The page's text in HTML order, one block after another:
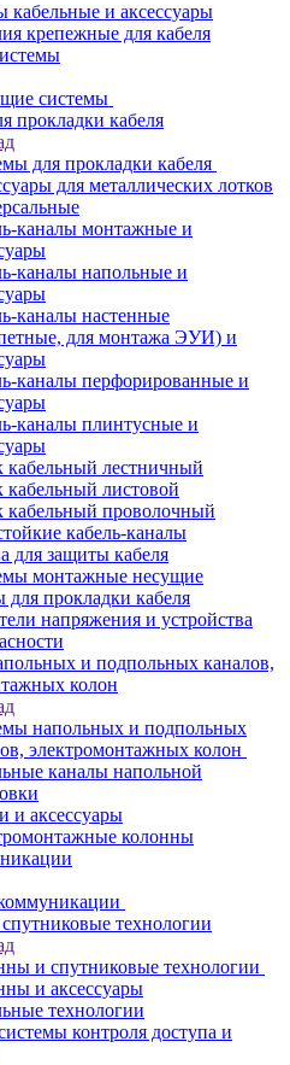
кабельные и аксессуары
крепежные для кабеля
системы
прокладки кабеля
для прокладки кабеля
для металлических лотков
каналы монтажные и
каналы напольные и
каналы настенные
для монтажа ЭУИ) и
каналы перфорированные и
каналы плинтусные и
кабельный лестничный
кабельный листовой
кабельный проволочный
кабель-каналы
для защиты кабеля
монтажные несущие
для прокладки кабеля
напряжения и устройства
и подпольных каналов,
колон
напольных и подпольных
электромонтажных колон
каналы напольной
и аксессуары
колонны
технологии
и спутниковые технологии
и аксессуары
технологии
контроля доступа и